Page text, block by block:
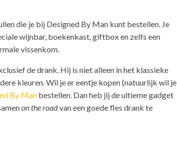
die je bij Designed By Man kunt bestellen. Je
wijnbar, boekenkast, giftbox en zelfs een
vissenkom.
de drank. Hij is niet alleen in het klassieke
kleuren. Wil je er eentje kopen (natuurlijk wil je
By Man bestellen. Dan heb jij de ultieme gadget
on the roadvan een goede fles drank te